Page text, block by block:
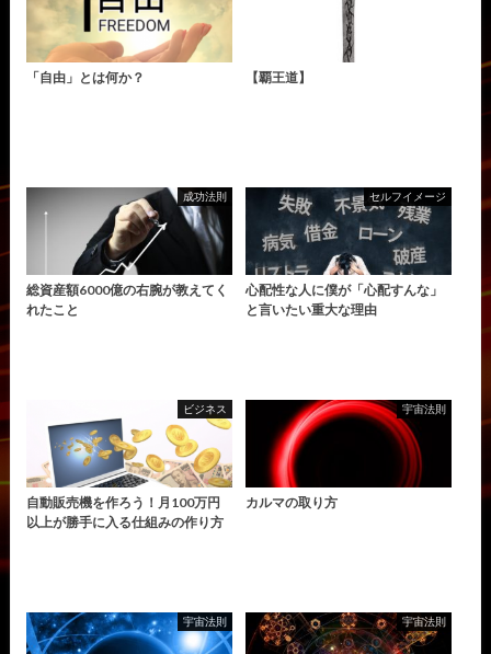
「自由」とは何か？ 【覇王道】
成功法則
総資産額6000億の右腕が教えてく
れたこと
セルフイメージ
心配性な人に僕が「心配すんな」
と言いたい重大な理由
ビジネス
自動販売機を作ろう！月100万円
以上が勝手に入る仕組みの作り方
宇宙法則
カルマの取り方
宇宙法則 宇宙法則